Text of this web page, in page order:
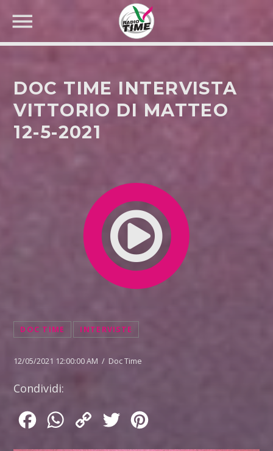
CERCA NEL SITO WEB:
DOC TIME INTERVISTA
VITTORIO DI MATTEO
12-5-2021
DOC TIME INTERVISTE
12/05/2021 12:00:00 AM / Doc Time
Condividi:
FacebookWhatsApp
Copy
Twitter